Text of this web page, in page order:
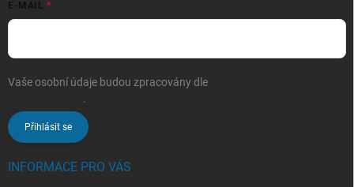
E-MAIL
Vaše osobní údaje budou zpracovány dle
.
Přihlásit se
INFORMACE PRO VÁS